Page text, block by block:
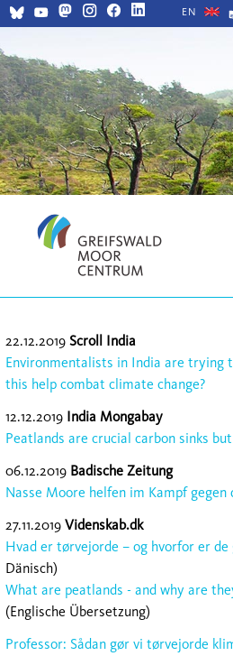
EN
22.12.2019 Scroll India
Environmentalists in India are trying
this help combat climate change?
12.12.2019 India Mongabay
Peatlands are crucial carbon sinks
06.12.2019 Badische Zeitung
Nasse Moore helfen im Kampf gegen
27.11.2019 Videnskab.dk
Hvad er tørvejorde – og hvorfor er
Dänisch)
What are peatlands - and why are
(Englische Übersetzung)
Professor: Sådan gør vi tørvejorde